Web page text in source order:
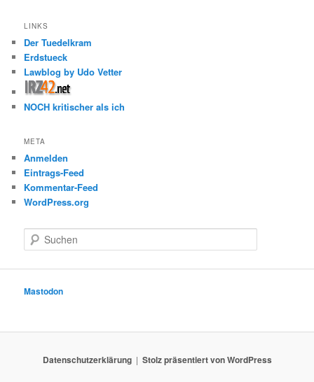
LINKS
Der Tuedelkram
Erdstueck
Lawblog by Udo Vetter
NOCH kritischer als ich
META
Anmelden
Eintrags-Feed
Kommentar-Feed
WordPress.org
u
e
Mastodon
Datenschutzerklärung Stolz präsentiert von WordPress